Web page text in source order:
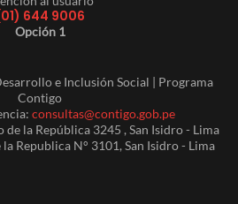
644 9006
Opción 1
e Inclusión Social | Programa
Contigo
consultas@contigo.gob.pe
de la República 3245 , San Isidro - Lima
la Republica N° 3101, San Isidro - Lima